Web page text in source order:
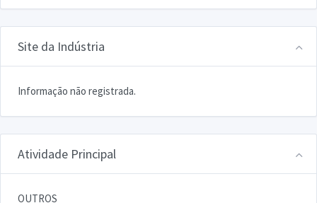
Site da Indústria
Informação não registrada.
Atividade Principal
OUTROS